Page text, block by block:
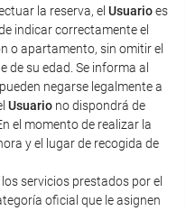
la reserva, el Usuarioes
indicar correctamente el
o apartamento, sin omitir el
de su edad. Se informa al
negarse legalmente a
Usuario no dispondrá de
el momento de realizar la
y el lugar de recogida de
servicios prestados por el
oficial que le asignen